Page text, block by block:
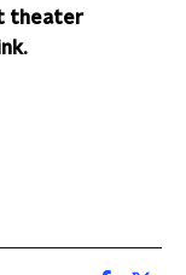
theater